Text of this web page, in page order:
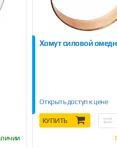
Хомут силовой
Открыть доступ к цене
КУПИТЬ